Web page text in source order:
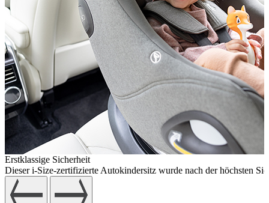
Erstklassige Sicherheit
Dieser i-Size-zertifizierte Autokindersitz wurde nach der höchsten